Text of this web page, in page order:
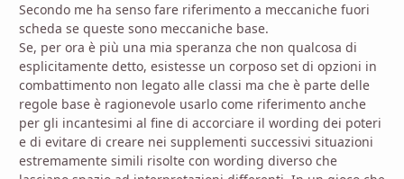
Secondo me ha senso fare riferimento a meccaniche fuori
scheda se queste sono meccaniche base.
Se, per ora è più una mia speranza che non qualcosa di
esplicitamente detto, esistesse un corposo set di opzioni in
combattimento non legato alle classi ma che è parte delle
regole base è ragionevole usarlo come riferimento anche
per gli incantesimi al fine di accorciare il wording dei poteri
e di evitare di creare nei supplementi successivi situazioni
estremamente simili risolte con wording diverso che